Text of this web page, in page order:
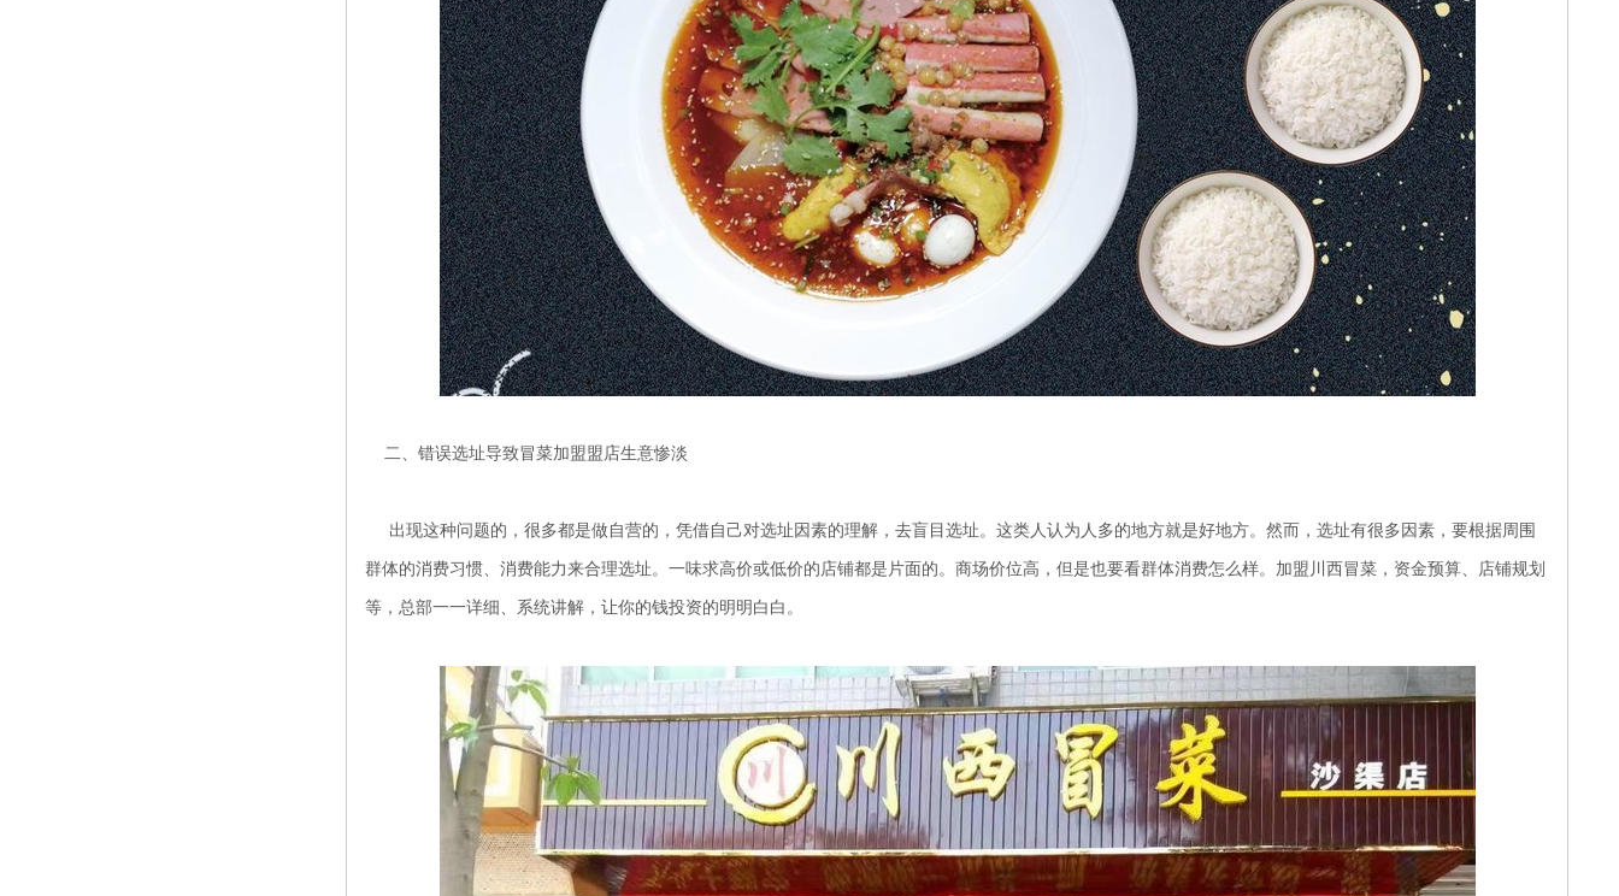
二、错误选址导致冒菜加盟盟店生意惨淡
出现这种问题的，很多都是做自营的，凭借自己对选址因素的理解，去盲目选址。这类人认为人多的地方就是好地方。然而，选址有很多因素，要根据周围
群体的消费习惯、消费能力来合理选址。一味求高价或低价的店铺都是片面的。商场价位高，但是也要看群体消费怎么样。加盟川西冒菜，资金预算、店铺规划
等，总部一一详细、系统讲解，让你的钱投资的明明白白。